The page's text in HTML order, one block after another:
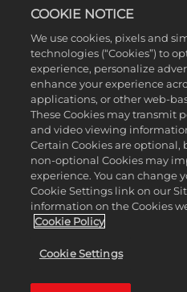
©2025 Gearbox Software。由2K
Gearbox、Borderlands及相关标志是
和2K标志是Take-Two Interactive
商标均为各自所有者的财产。保留所有权
COOKIE NOTICE
We use cookies, pixels and
technologies (“Cookies”) to
experience, personalize
enhance your experience
applications, or other web-
These Cookies may transmit
and video viewing
Certain Cookies are
non-optional Cookies may
experience. You can change
Cookie Settings link on our
information on the Cookies
Cookie Policy
Cookie Settings